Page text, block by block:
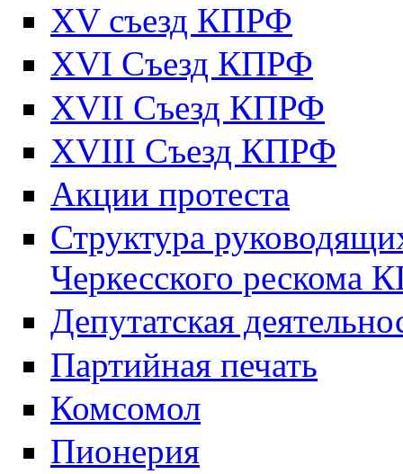
XV съезд КПРФ
XVI Съезд КПРФ
XVII Cъезд КПРФ
XVIII Cъезд КПРФ
Акции протеста
Структура
Черкесского рескома
Депутатская
Партийная печать
Комсомол
Пионерия